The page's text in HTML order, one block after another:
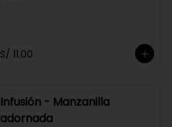
S/ 11.00
Infusión - Manzanilla
adornada